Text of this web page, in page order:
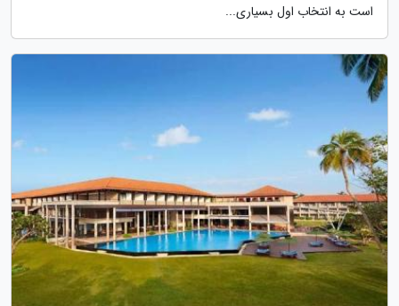
است به انتخاب اول بسیاری...